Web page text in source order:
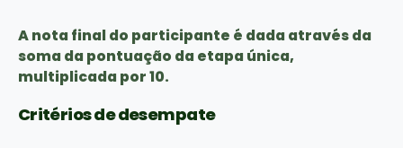
A nota final do participante é dada através da
soma da pontuação da etapa única,
multiplicada por 10.
Critérios de desempate